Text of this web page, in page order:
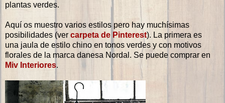
plantas verdes.
Aquí os muestro varios estilos pero hay muchísimas
posibilidades (ver carpeta de Pinterest). La primera es
una jaula de estilo chino en tonos verdes y con motivos
florales de la marca danesa Nordal. Se puede comprar en
Miv Interiores.